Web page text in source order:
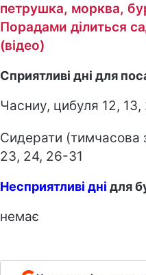
петрушка, морква,
Порадами ділиться
(відео)
Сприятливі дні для
Часниу, цибуля 12, 13,
Сидерати (тимчасова
23, 24, 26-31
Несприятливі дні для
немає